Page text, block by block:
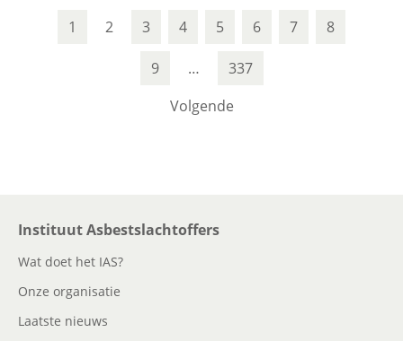
1
2 3 4 5 6 7 8
9 …
337
Volgende
Instituut Asbestslachtoffers
Wat doet het IAS?
Onze organisatie
Laatste nieuws